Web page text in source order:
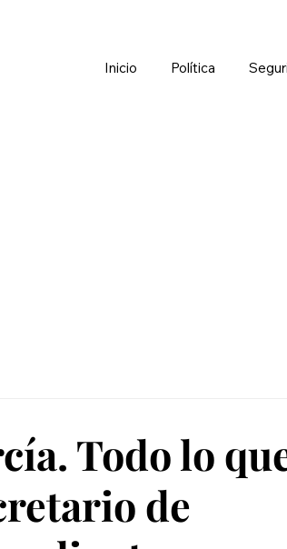
Inicio Política
Todo lo
de